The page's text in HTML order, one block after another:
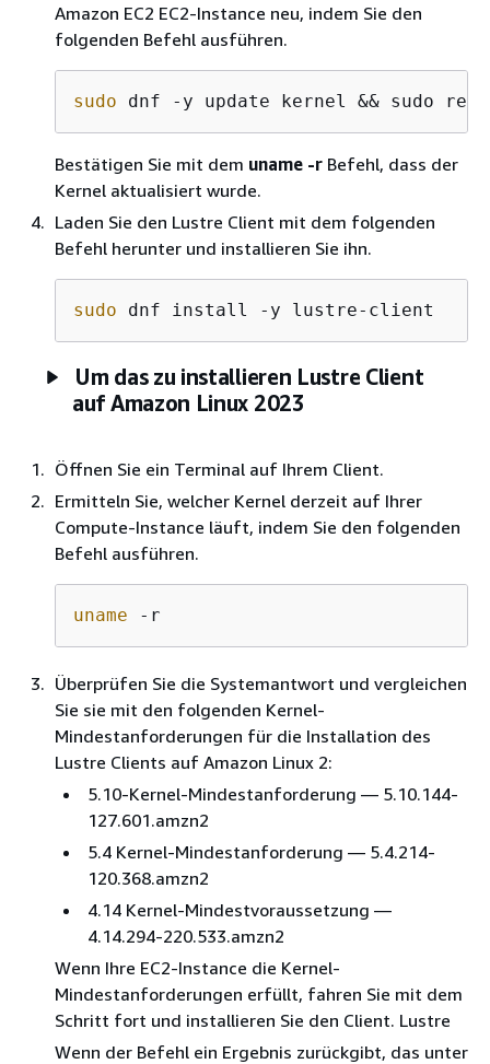
Amazon EC2 EC2-Instance neu, indem Sie den
folgenden Befehl ausführen.
sudo dnf -y update kernel && sudo
Bestätigen Sie mit dem uname -r Befehl, dass der
Kernel aktualisiert wurde.
Laden Sie den Lustre Client mit dem folgenden
Befehl herunter und installieren Sie ihn.
sudo dnf install -y lustre-client
Um das zu installieren Lustre Client
auf Amazon Linux 2023
Öffnen Sie ein Terminal auf Ihrem Client.
Ermitteln Sie, welcher Kernel derzeit auf Ihrer
Compute-Instance läuft, indem Sie den folgenden
Befehl ausführen.
uname -r
Überprüfen Sie die Systemantwort und vergleichen
Sie sie mit den folgenden Kernel-
Mindestanforderungen für die Installation des
Lustre Clients auf Amazon Linux 2:
5.10-Kernel-Mindestanforderung — 5.10.144-
127.601.amzn2
5.4 Kernel-Mindestanforderung — 5.4.214-
120.368.amzn2
4.14 Kernel-Mindestvoraussetzung —
4.14.294-220.533.amzn2
Wenn Ihre EC2-Instance die Kernel-
Mindestanforderungen erfüllt, fahren Sie mit dem
Schritt fort und installieren Sie den Client. Lustre
Wenn der Befehl ein Ergebnis zurückgibt, das unter